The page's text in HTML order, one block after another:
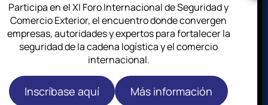
Participa en el XI Foro Internacional de Seguridad y
Comercio Exterior, el encuentro donde convergen
empresas, autoridades y expertos para fortalecer la
seguridad de la cadena logística y el comercio
internacional.
Inscríbase aquí Más información